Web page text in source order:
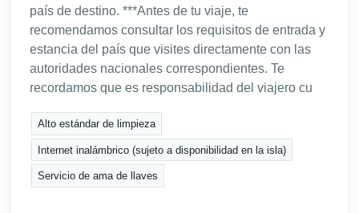
país de destino. ***Antes de tu viaje, te
recomendamos consultar los requisitos de entrada y
estancia del país que visites directamente con las
autoridades nacionales correspondientes. Te
recordamos que es responsabilidad del viajero cu
Alto estándar de limpieza
Internet inalámbrico (sujeto a disponibilidad en la isla)
Servicio de ama de llaves